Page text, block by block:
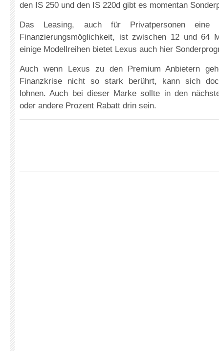
den IS 250 und den IS 220d gibt es momentan
Das Leasing, auch für Privatpersonen eine
Finanzierungsmöglichkeit, ist zwischen 12 und 64
einige Modellreihen bietet Lexus auch hier
Auch wenn Lexus zu den Premium Anbietern
Finanzkrise nicht so stark berührt, kann sich
lohnen. Auch bei dieser Marke sollte in den
oder andere Prozent Rabatt drin sein.